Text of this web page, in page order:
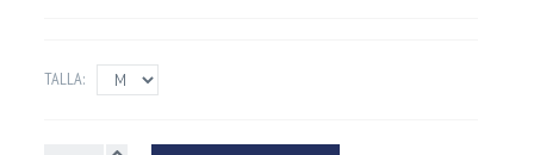
TALLA: